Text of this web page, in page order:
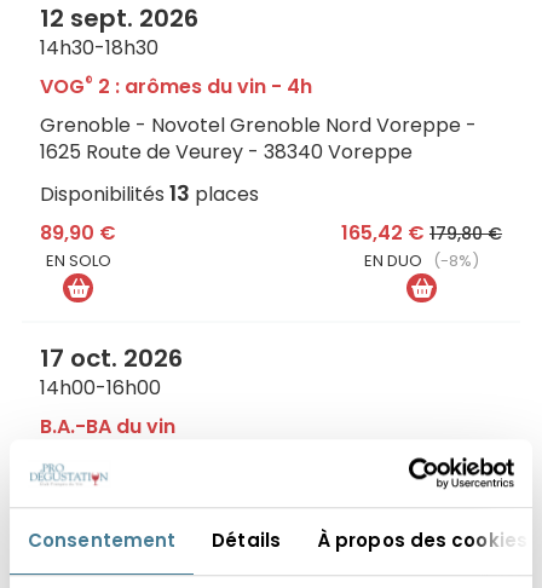
Consentement Détails À propos des cookies
12 sept. 2026
14h30-18h30
VOG® 2 : arômes du vin - 4h
Grenoble - Novotel Grenoble Nord Voreppe -
1625 Route de Veurey - 38340 Voreppe
Disponibilités 13 places
89,90 €
EN SOLO
165,42 € 179,80 €
EN DUO (-8%)
17 oct. 2026
14h00-16h00
B.A.-BA du vin
Grenoble - Novotel Grenoble Nord Voreppe -
1625 Route de Veurey - 38340 Voreppe
Disponibilités17
places
64,90 €
119,42 € 129,80 €